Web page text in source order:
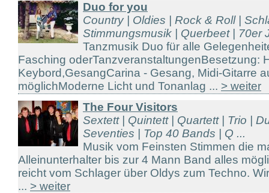
Duo for you
Country | Oldies | Rock & Roll |
Stimmungsmusik | Querbeet | 70er
Tanzmusik Duo für alle
Fasching oderTanzveranstaltungenBesetzung:
Keybord,GesangCarina - Gesang, Midi-Gitarre
möglichModerne Licht und Tonanlag ... > weiter
The Four Visitors
Sextett | Quintett | Quartett | Trio |
Seventies | Top 40 Bands | Q ...
Musik vom Feinsten Stimmen die
Alleinunterhalter bis zur 4 Mann Band alles
reicht vom Schlager über Oldys zum Techno.
... > weiter